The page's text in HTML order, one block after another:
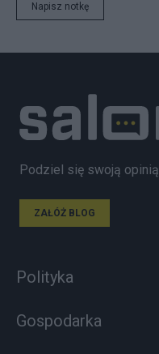
Napisz notkę
Podziel się swoją opinią
ZAŁÓŻ BLOG
Polityka
Gospodarka